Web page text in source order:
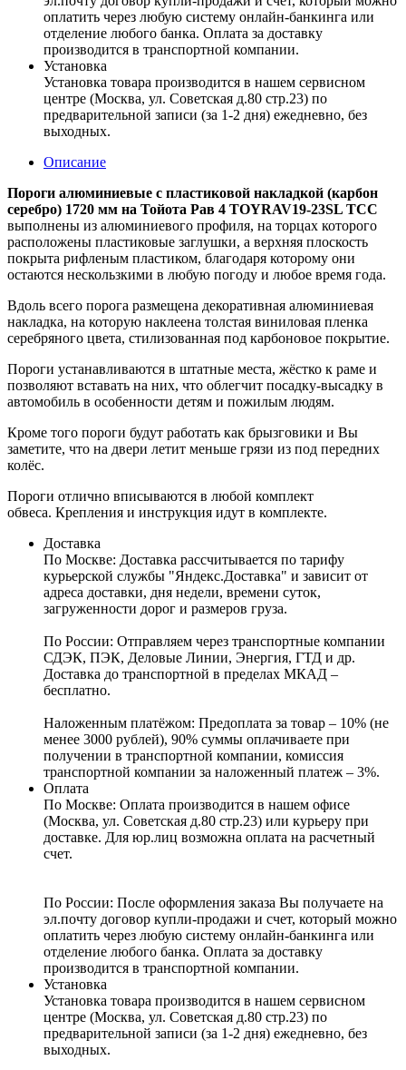
оплатить через любую систему онлайн-банкинга или
отделение любого банка. Оплата за доставку
производится в транспортной компании.
Установка
Установка товара производится в нашем сервисном
центре (Москва, ул. Советская д.80 стр.23) по
предварительной записи (за 1-2 дня) ежедневно, без
выходных.
Описание
Пороги алюминиевые с пластиковой накладкой (карбон
серебро) 1720 мм на Тойота Рав 4 TOYRAV19-23SL ТСС
выполнены из алюминиевого профиля, на торцах которого
расположены пластиковые заглушки, а верхняя плоскость
покрыта рифленым пластиком, благодаря которому они
остаются нескользкими в любую погоду и любое время года.
Вдоль всего порога размещена декоративная алюминиевая
накладка, на которую наклеена толстая виниловая пленка
серебряного цвета, стилизованная под карбоновое покрытие.
Пороги устанавливаются в штатные места, жёстко к раме и
позволяют вставать на них, что облегчит посадку-высадку в
автомобиль в особенности детям и пожилым людям.
Кроме того пороги будут работать как брызговики и Вы
заметите, что на двери летит меньше грязи из под передних
колёс.
Пороги отлично вписываются в любой комплект
обвеса. Крепления и инструкция идут в комплекте.
Доставка
По Москве: Доставка рассчитывается по тарифу
курьерской службы "Яндекс.Доставка" и зависит от
адреса доставки, дня недели, времени суток,
загруженности дорог и размеров груза.
По России: Отправляем через транспортные компании
СДЭК, ПЭК, Деловые Линии, Энергия, ГТД и др.
Доставка до транспортной в пределах МКАД –
бесплатно.
Наложенным платёжом: Предоплата за товар – 10% (не
менее 3000 рублей), 90% суммы оплачиваете при
получении в транспортной компании, комиссия
транспортной компании за наложенный платеж – 3%.
Оплата
По Москве: Оплата производится в нашем офисе
(Москва, ул. Советская д.80 стр.23) или курьеру при
доставке. Для юр.лиц возможна оплата на расчетный
счет.
По России: После оформления заказа Вы получаете на
эл.почту договор купли-продажи и счет, который можно
оплатить через любую систему онлайн-банкинга или
отделение любого банка. Оплата за доставку
производится в транспортной компании.
Установка
Установка товара производится в нашем сервисном
центре (Москва, ул. Советская д.80 стр.23) по
предварительной записи (за 1-2 дня) ежедневно, без
выходных.